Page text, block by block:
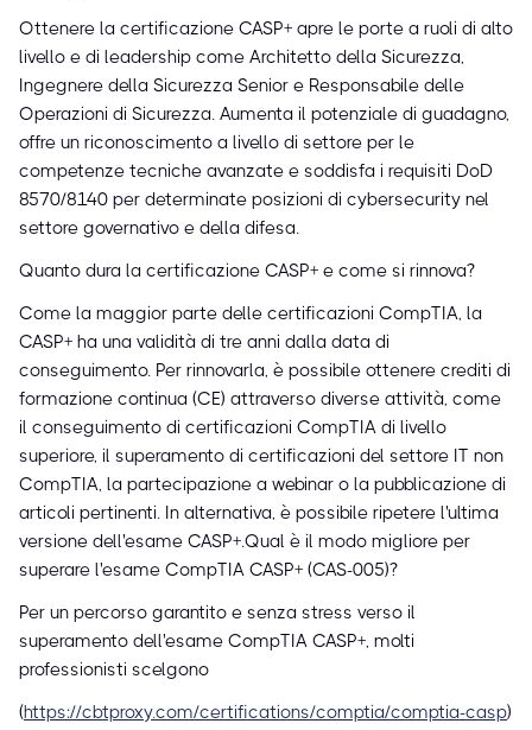
Ottenere la certificazione CASP+ apre le porte a ruoli di alto
livello e di leadership come Architetto della Sicurezza,
Ingegnere della Sicurezza Senior e Responsabile delle
Operazioni di Sicurezza. Aumenta il potenziale di guadagno,
offre un riconoscimento a livello di settore per le
competenze tecniche avanzate e soddisfa i requisiti DoD
8570/8140 per determinate posizioni di cybersecurity nel
settore governativo e della difesa.
Quanto dura la certificazione CASP+ e come si rinnova?
Come la maggior parte delle certificazioni CompTIA, la
CASP+ ha una validità di tre anni dalla data di
conseguimento. Per rinnovarla, è possibile ottenere crediti di
formazione continua (CE) attraverso diverse attività, come
il conseguimento di certificazioni CompTIA di livello
superiore, il superamento di certificazioni del settore IT non
CompTIA, la partecipazione a webinar o la pubblicazione di
articoli pertinenti. In alternativa, è possibile ripetere l'ultima
versione dell'esame CASP+.Qual è il modo migliore per
superare l'esame CompTIA CASP+ (CAS-005)?
Per un percorso garantito e senza stress verso il
superamento dell'esame CompTIA CASP+, molti
professionisti scelgono
(https://cbtproxy.com/certifications/comptia/comptia-casp)